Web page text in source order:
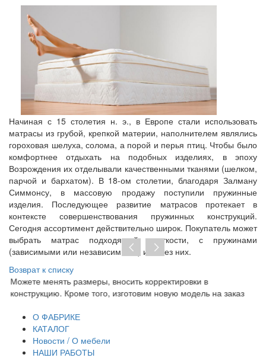
Начиная с 15 столетия н. э., в Европе стали использовать
матрасы из грубой, крепкой материи, наполнителем являлись
гороховая шелуха, солома, а порой и перья птиц. Чтобы было
комфортнее отдыхать на подобных изделиях, в эпоху
Возрождения их отделывали качественными тканями (шелком,
парчой и бархатом). В 18-ом столетии, благодаря Залману
Симмонсу, в массовую продажу поступили пружинные
изделия. Последующее развитие матрасов протекает в
контексте совершенствования пружинных конструкций.
Сегодня ассортимент действительно широк. Покупатель может
выбрать матрас подходящей жесткости, с пружинами
(зависимыми или независимыми) или без них.
Возврат к списку
Можете менять размеры, вносить корректировки в
конструкцию. Кроме того, изготовим новую модель на заказ
О ФАБРИКЕ
КАТАЛОГ
Новости / О мебели
НАШИ РАБОТЫ